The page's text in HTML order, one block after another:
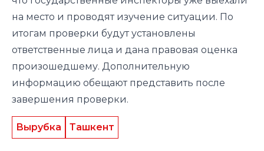
на место и проводят изучение ситуации. По
итогам проверки будут установлены
ответственные лица и дана правовая оценка
произошедшему. Дополнительную
информацию обещают представить после
завершения проверки.
Вырубка Ташкент